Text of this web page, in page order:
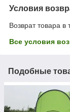
Условия
Возврат товара в
Все условия
Подобные